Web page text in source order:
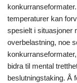
temperaturer kan
spesielt i situasjoner
overbelastning, noe
bidra til mental
beslutningstaking. Å